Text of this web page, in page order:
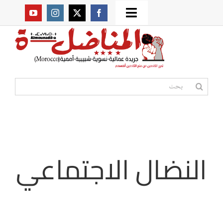
to
Toggle
Navigation
من نحن؟
مقالات
البحث
النضال الاجتماعي